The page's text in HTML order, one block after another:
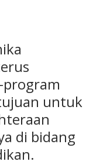
untuk
di bidang